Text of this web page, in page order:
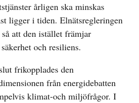
årligen ska minskas
ligger i tiden. Elnätsregleringen
att den istället främjar
och resiliens.
frikopplades den
från energidebatten
klimat-och miljöfrågor. I